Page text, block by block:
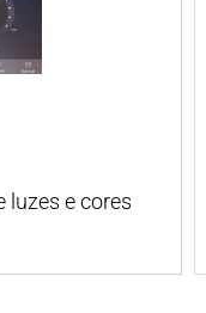
luzes e cores